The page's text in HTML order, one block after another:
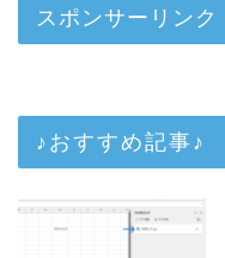
スポンサーリンク
♪おすすめ記事♪